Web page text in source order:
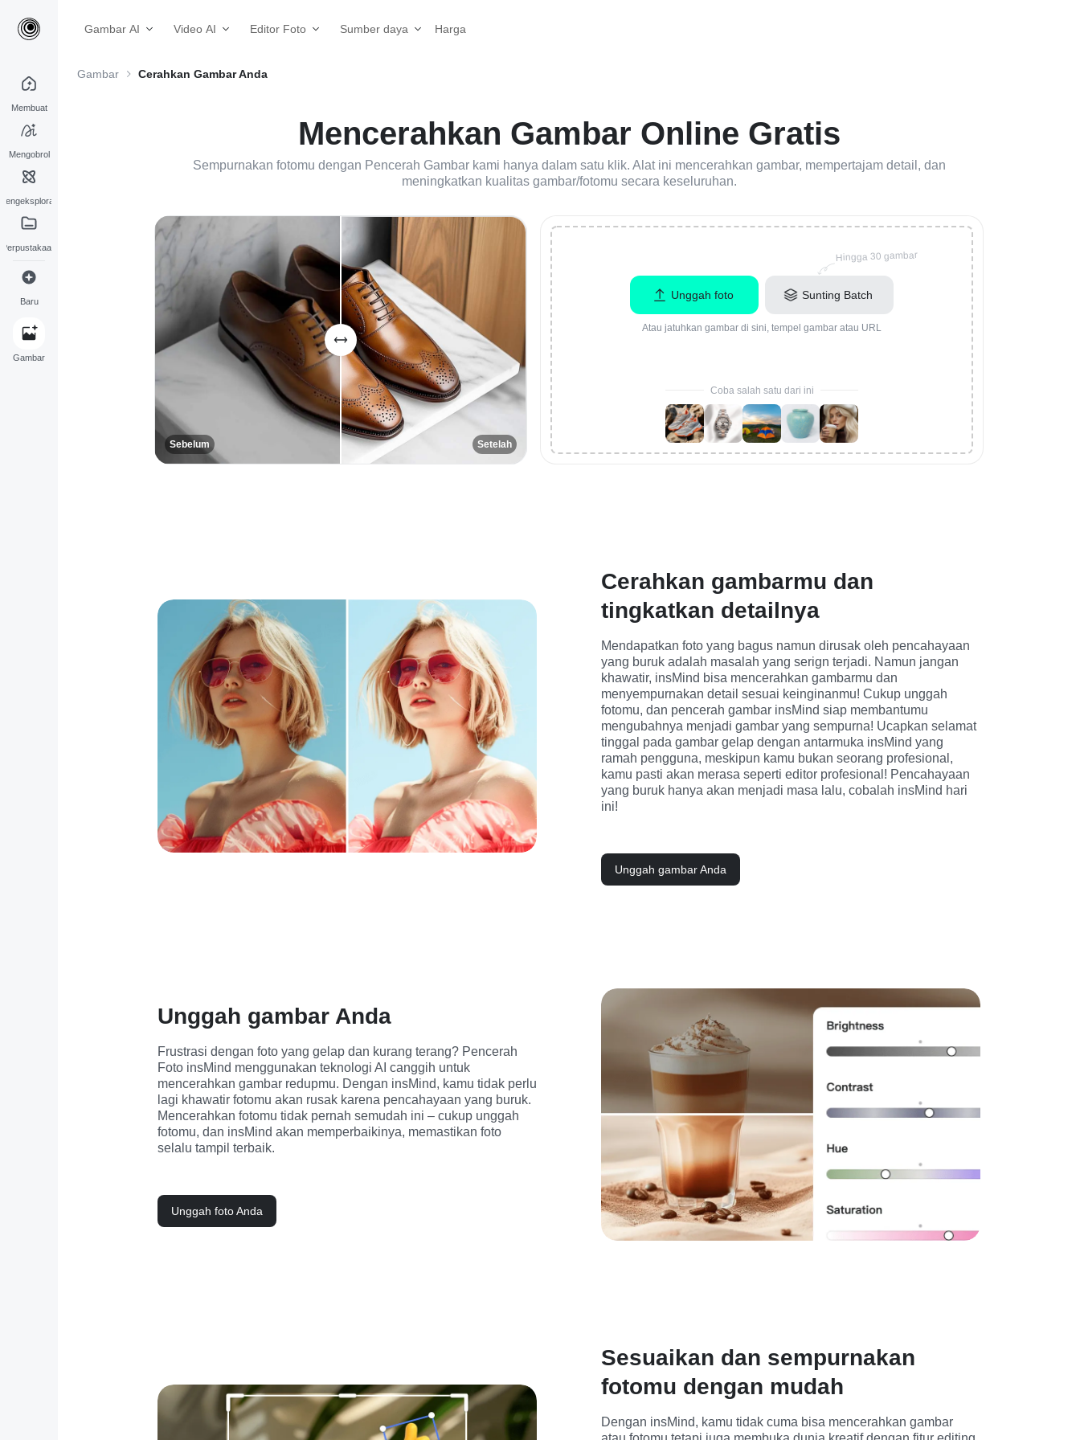
Gambar AI Video AI Editor Foto Sumber daya Harga
Membuat
Mengobrol
Perpustakaan
Baru
Gambar
Gambar Cerahkan Gambar Anda
Mencerahkan Gambar Online Gratis
Sempurnakan fotomu dengan Pencerah Gambar kami hanya dalam satu klik. Alat ini mencerahkan gambar, mempertajam detail, dan
meningkatkan kualitas gambar/fotomu secara keseluruhan.
Setelah
Sebelum
Unggah foto Sunting Batch
Hingga 30 gambar
Atau jatuhkan gambar di sini, tempel gambar atau URL
Coba salah satu dari ini
Cerahkan gambarmu dan
tingkatkan detailnya
Mendapatkan foto yang bagus namun dirusak oleh pencahayaan
yang buruk adalah masalah yang serign terjadi. Namun jangan
khawatir, insMind bisa mencerahkan gambarmu dan
menyempurnakan detail sesuai keinginanmu! Cukup unggah
fotomu, dan pencerah gambar insMind siap membantumu
mengubahnya menjadi gambar yang sempurna! Ucapkan selamat
tinggal pada gambar gelap dengan antarmuka insMind yang
ramah pengguna, meskipun kamu bukan seorang profesional,
kamu pasti akan merasa seperti editor profesional! Pencahayaan
yang buruk hanya akan menjadi masa lalu, cobalah insMind hari
ini!
Unggah gambar Anda
Unggah gambar Anda
Frustrasi dengan foto yang gelap dan kurang terang? Pencerah
Foto insMind menggunakan teknologi AI canggih untuk
mencerahkan gambar redupmu. Dengan insMind, kamu tidak perlu
lagi khawatir fotomu akan rusak karena pencahayaan yang buruk.
Mencerahkan fotomu tidak pernah semudah ini – cukup unggah
fotomu, dan insMind akan memperbaikinya, memastikan foto
selalu tampil terbaik.
Unggah foto Anda
Sesuaikan dan sempurnakan
fotomu dengan mudah
Dengan insMind, kamu tidak cuma bisa mencerahkan gambar